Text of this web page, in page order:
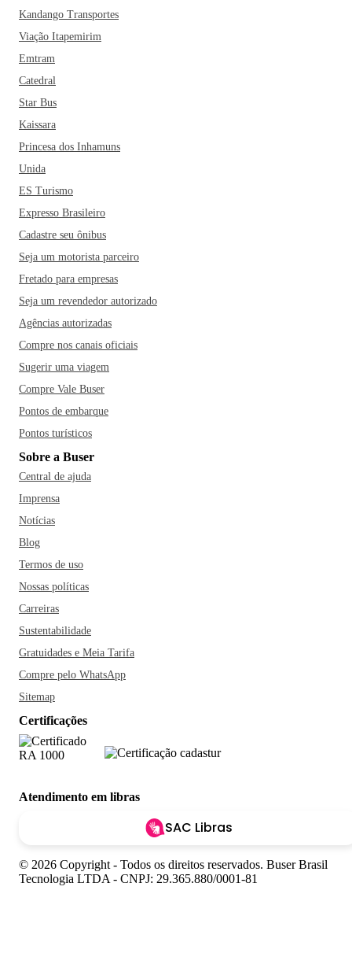
Dentre eles estão o Teatro Goiânia, a Estação Ferroviária, o
coreto da Praça Cívica, a mureta e o trampolim do Lago das
Rosas, o Grande Hotel, o Museu Pedro Ludovico Teixeira e
o Palácio das Esmeraldas. Aproveite para conhecer todos!
Kandango Transportes
Viação Itapemirim
Emtram
Catedral
Star Bus
Kaissara
Princesa dos Inhamuns
Unida
ES Turismo
Expresso Brasileiro
Cadastre seu ônibus
Seja um motorista parceiro
Fretado para empresas
Seja um revendedor autorizado
Agências autorizadas
Compre nos canais oficiais
Sugerir uma viagem
Compre Vale Buser
Pontos de embarque
Pontos turísticos
Sobre a Buser
Central de ajuda
Imprensa
Notícias
Blog
Termos de uso
Nossas políticas
Carreiras
Sustentabilidade
Gratuidades e Meia Tarifa
Compre pelo WhatsApp
Sitemap
Certificações
Atendimento em libras
SAC Libras
© 2026 Copyright - Todos os direitos reservados. Buser Brasil
Tecnologia LTDA - CNPJ: 29.365.880/0001-81